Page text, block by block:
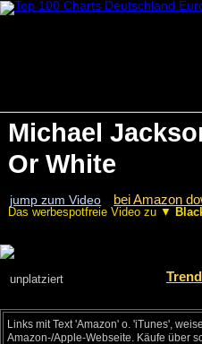
Michael
Or White
jump zum Video bei Amazon
Das werbespotfreie Video zu ▼
unplatziert
Links mit Text 'Amazon' o. 'iTunes',
Amazon-/Apple-Webseite. Käufe über